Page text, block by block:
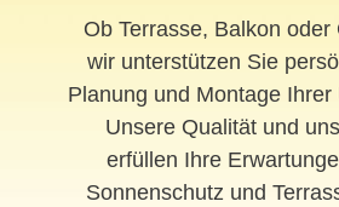
Ob Terrasse, Balkon oder
wir unterstützen Sie
Planung und Montage Ihrer
Unsere Qualität und
erfüllen Ihre
Sonnenschutz und